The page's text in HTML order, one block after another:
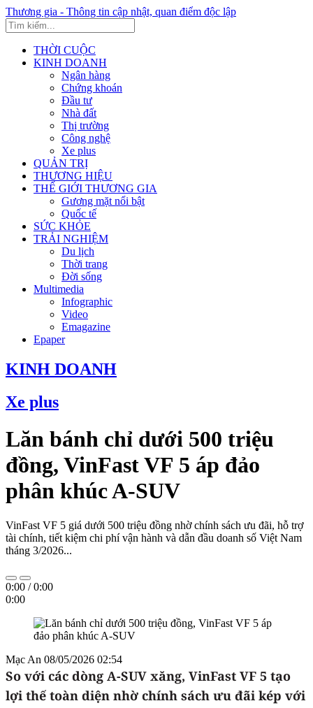
Thương gia - Thông tin cập nhật, quan điểm độc lập
THỜI CUỘC
KINH DOANH
Ngân hàng
Chứng khoán
Đầu tư
Nhà đất
Thị trường
Công nghệ
Xe plus
QUẢN TRỊ
THƯƠNG HIỆU
THẾ GIỚI THƯƠNG GIA
Gương mặt nổi bật
Quốc tế
SỨC KHỎE
TRẢI NGHIỆM
Du lịch
Thời trang
Đời sống
Multimedia
Infographic
Video
Emagazine
Epaper
KINH DOANH
Xe plus
Lăn bánh chỉ dưới 500 triệu
đồng, VinFast VF 5 áp đảo
phân khúc A-SUV
VinFast VF 5 giá dưới 500 triệu đồng nhờ chính sách ưu đãi, hỗ trợ
tài chính, tiết kiệm chi phí vận hành và dẫn đầu doanh số Việt Nam
tháng 3/2026...
0:00 /0:00
0:00
Mạc An 08/05/2026 02:54
So với các dòng A-SUV xăng, VinFast VF 5 tạo
lợi thế toàn diện nhờ chính sách ưu đãi kép với